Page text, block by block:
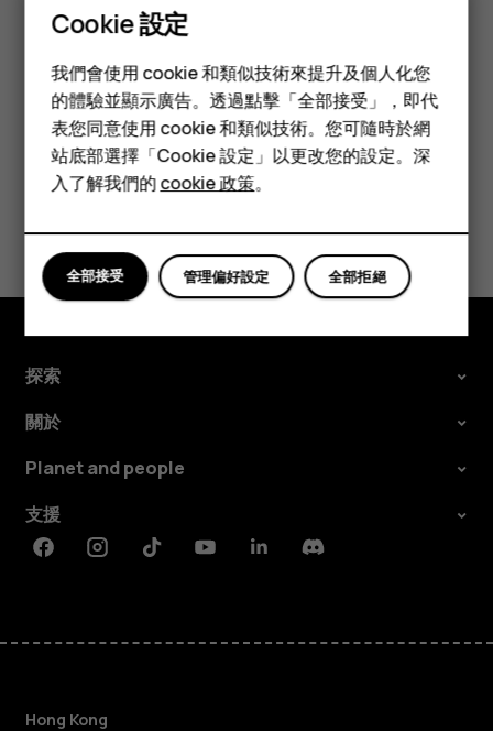
智慧型手機
功能型手機
配件
平板電腦
1.點選相機 。要切換至錄影模式，請向左滑動。 2.點選
選擇您要用來進行直播的社交媒體帳戶。 3.點選
直播串流。
否
探索
關於
Planet and people
支援
FacebookInstagramTiktokYoutubeLinkedinDiscord
Hong Kong
Cookie 設定
我們會使用 cookie 和類似技術來提升及個人化您
的體驗並顯示廣告。透過點擊「全部接受」，即代
表您同意使用 cookie 和類似技術。您可隨時於網
站底部選擇「Cookie 設定」以更改您的設定。深
入了解我們的cookie 政策。
全部拒絕
管理偏好設定
全部接受